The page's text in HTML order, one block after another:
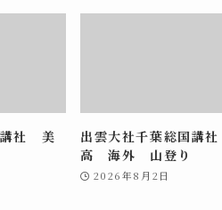
講社 美
出雲大社千葉総国講
高 海外 山登り
2026年8月2日